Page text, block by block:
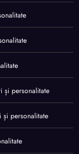
și personalitate
și personalitate